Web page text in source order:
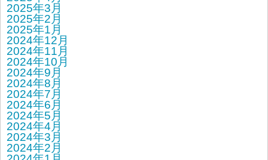
2025年3月
2025年2月
2025年1月
2024年12月
2024年11月
2024年10月
2024年9月
2024年8月
2024年7月
2024年6月
2024年5月
2024年4月
2024年3月
2024年2月